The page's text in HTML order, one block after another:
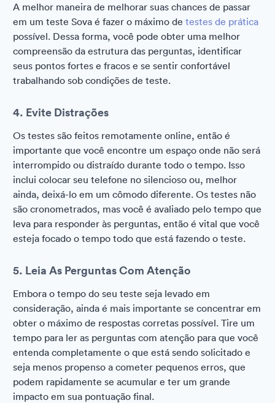
A melhor maneira de melhorar suas chances de passar
em um teste Sova é fazer o máximo de testes de prática
possível. Dessa forma, você pode obter uma melhor
compreensão da estrutura das perguntas, identificar
seus pontos fortes e fracos e se sentir confortável
trabalhando sob condições de teste.
4. Evite Distrações
Os testes são feitos remotamente online, então é
importante que você encontre um espaço onde não será
interrompido ou distraído durante todo o tempo. Isso
inclui colocar seu telefone no silencioso ou, melhor
ainda, deixá-lo em um cômodo diferente. Os testes não
são cronometrados, mas você é avaliado pelo tempo que
leva para responder às perguntas, então é vital que você
esteja focado o tempo todo que está fazendo o teste.
5. Leia As Perguntas Com Atenção
Embora o tempo do seu teste seja levado em
consideração, ainda é mais importante se concentrar em
obter o máximo de respostas corretas possível. Tire um
tempo para ler as perguntas com atenção para que você
entenda completamente o que está sendo solicitado e
seja menos propenso a cometer pequenos erros, que
podem rapidamente se acumular e ter um grande
impacto em sua pontuação final.